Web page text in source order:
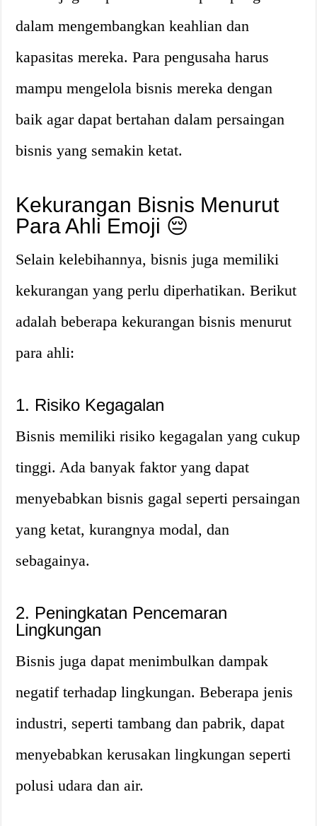
dalam mengembangkan keahlian dan
kapasitas mereka. Para pengusaha harus
mampu mengelola bisnis mereka dengan
baik agar dapat bertahan dalam persaingan
bisnis yang semakin ketat.
Kekurangan Bisnis Menurut
Para Ahli Emoji 😔
Selain kelebihannya, bisnis juga memiliki
kekurangan yang perlu diperhatikan. Berikut
adalah beberapa kekurangan bisnis menurut
para ahli:
1. Risiko Kegagalan
Bisnis memiliki risiko kegagalan yang cukup
tinggi. Ada banyak faktor yang dapat
menyebabkan bisnis gagal seperti persaingan
yang ketat, kurangnya modal, dan
sebagainya.
2. Peningkatan Pencemaran
Lingkungan
Bisnis juga dapat menimbulkan dampak
negatif terhadap lingkungan. Beberapa jenis
industri, seperti tambang dan pabrik, dapat
menyebabkan kerusakan lingkungan seperti
polusi udara dan air.